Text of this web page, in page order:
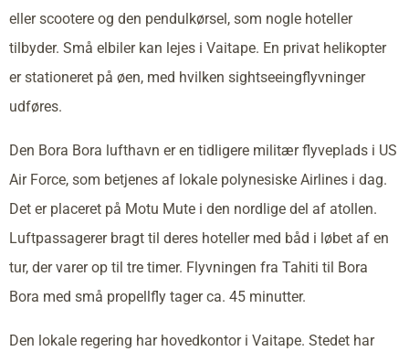
eller scootere og den pendulkørsel, som nogle hoteller
tilbyder. Små elbiler kan lejes i Vaitape. En privat helikopter
er stationeret på øen, med hvilken sightseeingflyvninger
udføres.
Den Bora Bora lufthavn er en tidligere militær flyveplads i US
Air Force, som betjenes af lokale polynesiske Airlines i dag.
Det er placeret på Motu Mute i den nordlige del af atollen.
Luftpassagerer bragt til deres hoteller med båd i løbet af en
tur, der varer op til tre timer. Flyvningen fra Tahiti til Bora
Bora med små propellfly tager ca. 45 minutter.
Den lokale regering har hovedkontor i Vaitape. Stedet har